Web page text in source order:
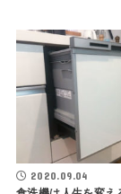
2020.09.04